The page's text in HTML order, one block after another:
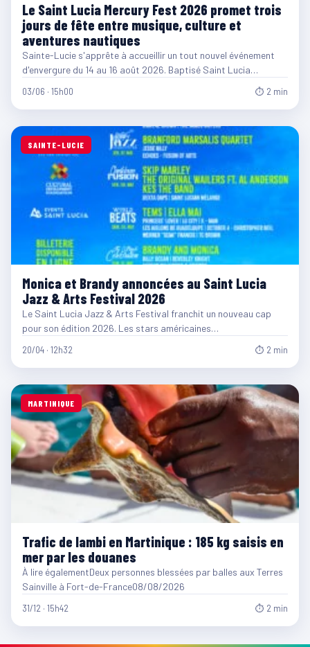
Le Saint Lucia Mercury Fest 2026 promet trois
jours de fête entre musique, culture et
aventures nautiques
Sainte-Lucie s'apprête à accueillir un tout nouvel événement
d'envergure du 14 au 16 août 2026. Baptisé Saint Lucia…
03/06 · 15h00 ⏱ 2 min
SAINTE-LUCIE
Monica et Brandy annoncées au Saint Lucia
Jazz & Arts Festival 2026
Le Saint Lucia Jazz & Arts Festival franchit un nouveau cap
pour son édition 2026. Les stars américaines…
20/04 · 12h32 ⏱ 2 min
MARTINIQUE
Trafic de lambi en Martinique : 185 kg saisis en
mer par les douanes
À lire égalementDeux personnes blessées par balles aux Terres
Sainville à Fort-de-France08/08/2026
31/12 · 15h42 ⏱ 2 min